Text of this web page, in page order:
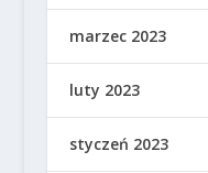
marzec 2023
luty 2023
styczeń 2023